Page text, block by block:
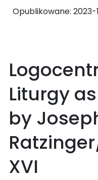
Opublikowane: 2023-
Liturgy
by
XVI